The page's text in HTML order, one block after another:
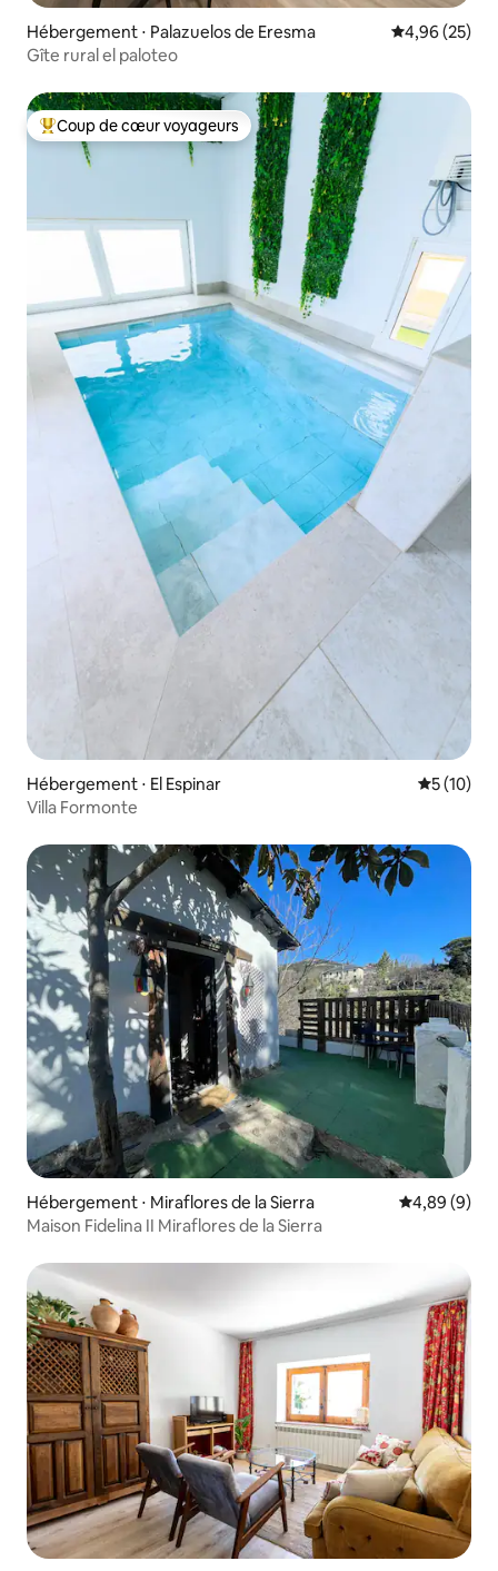
Hébergement ⋅ Palazuelos de Eresma Évaluation
4,96 (25)
Gîte rural el paloteo
Coups de cœur voyageurs les plus appréciés
Coup de cœur voyageurs
Hébergement ⋅ El Espinar
5 (10)
Villa Formonte
Hébergement ⋅ Miraflores de la Sierra Évaluation
4,89 (9)
Maison Fidelina II Miraflores de la Sierra